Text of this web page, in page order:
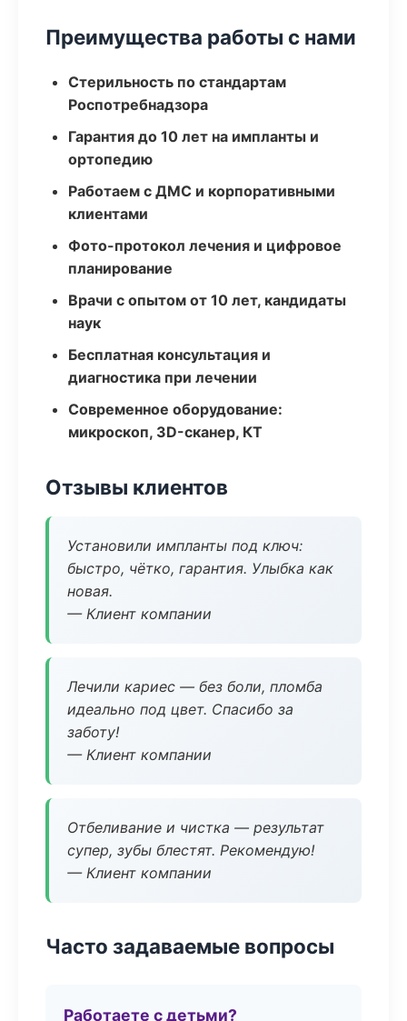
Преимущества работы с нами
Стерильность по стандартам
Роспотребнадзора
Гарантия до 10 лет на импланты и
ортопедию
Работаем с ДМС и корпоративными
клиентами
Фото-протокол лечения и цифровое
планирование
Врачи с опытом от 10 лет, кандидаты
наук
Бесплатная консультация и
диагностика при лечении
Современное оборудование:
микроскоп, 3D-сканер, КТ
Отзывы клиентов
Установили импланты под ключ:
быстро, чётко, гарантия. Улыбка как
новая.
— Клиент компании
Лечили кариес — без боли, пломба
идеально под цвет. Спасибо за
заботу!
— Клиент компании
Отбеливание и чистка — результат
супер, зубы блестят. Рекомендую!
— Клиент компании
Часто задаваемые вопросы
Работаете с детьми?